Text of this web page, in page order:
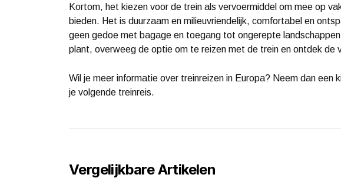
Kortom, het kiezen voor de trein als vervoermiddel om mee op
bieden. Het is duurzaam en milieuvriendelijk, comfortabel en
geen gedoe met bagage en toegang tot ongerepte
plant, overweeg de optie om te reizen met de trein en ontdek de
Wil je meer informatie over treinreizen in Europa? Neem dan een
je volgende treinreis.
Vergelijkbare Artikelen